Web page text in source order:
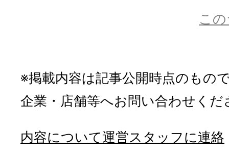
こ
※掲載内容は記事公開時点のもの
企業・店舗等へお問い合わせくだ
内容について運営スタッフに連絡